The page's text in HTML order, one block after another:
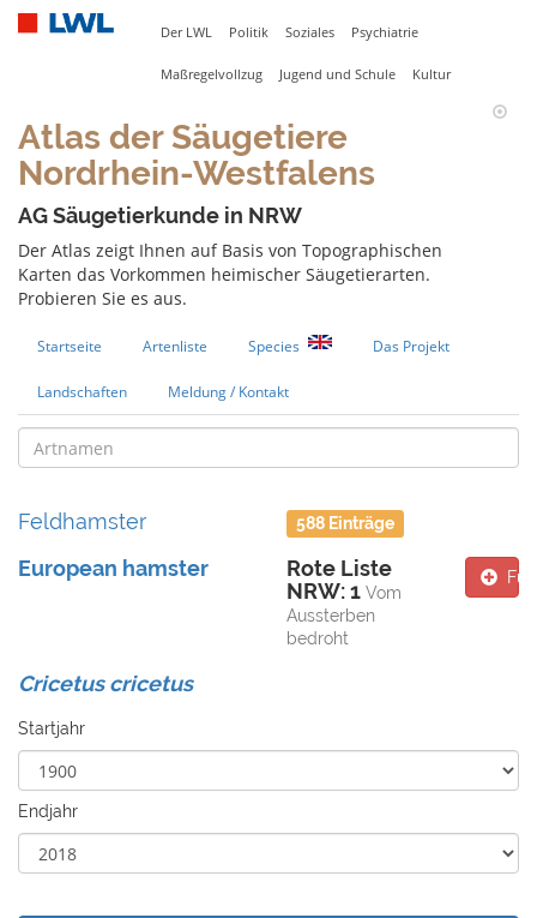
Der LWL Politik Soziales Psychiatrie
Maßregelvollzug Jugend und Schule Kultur
Atlas der Säugetiere
Nordrhein-Westfalens
AG Säugetierkunde in NRW
Der Atlas zeigt Ihnen auf Basis von Topographischen
Karten das Vorkommen heimischer Säugetierarten.
Probieren Sie es aus.
Startseite Artenliste Species Das Projekt
Landschaften Meldung / Kontakt
Feldhamster 588 Einträge
European hamster
Rote Liste
NRW: 1 Vom
Aussterben
bedroht
Cricetus cricetus
Startjahr
Endjahr